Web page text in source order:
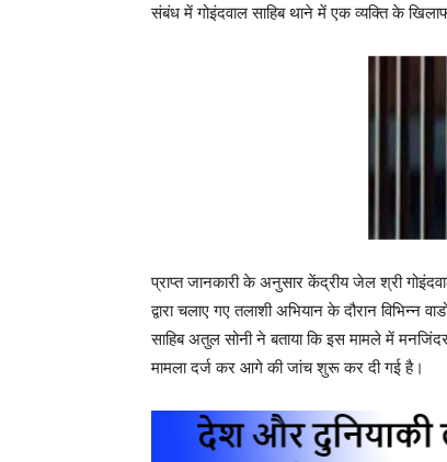
संबंध में गोइंदवाल साहिब थाने में एक व्यक्ति के
प्राप्त जानकारी के अनुसार केंद्रीय जेल श्री
द्वारा चलाए गए तलाशी अभियान के दौरान विभिन्न
साहिब अतुल सोनी ने बताया कि इस मामले में
मामला दर्ज कर आगे की जांच शुरू कर दी गई है।